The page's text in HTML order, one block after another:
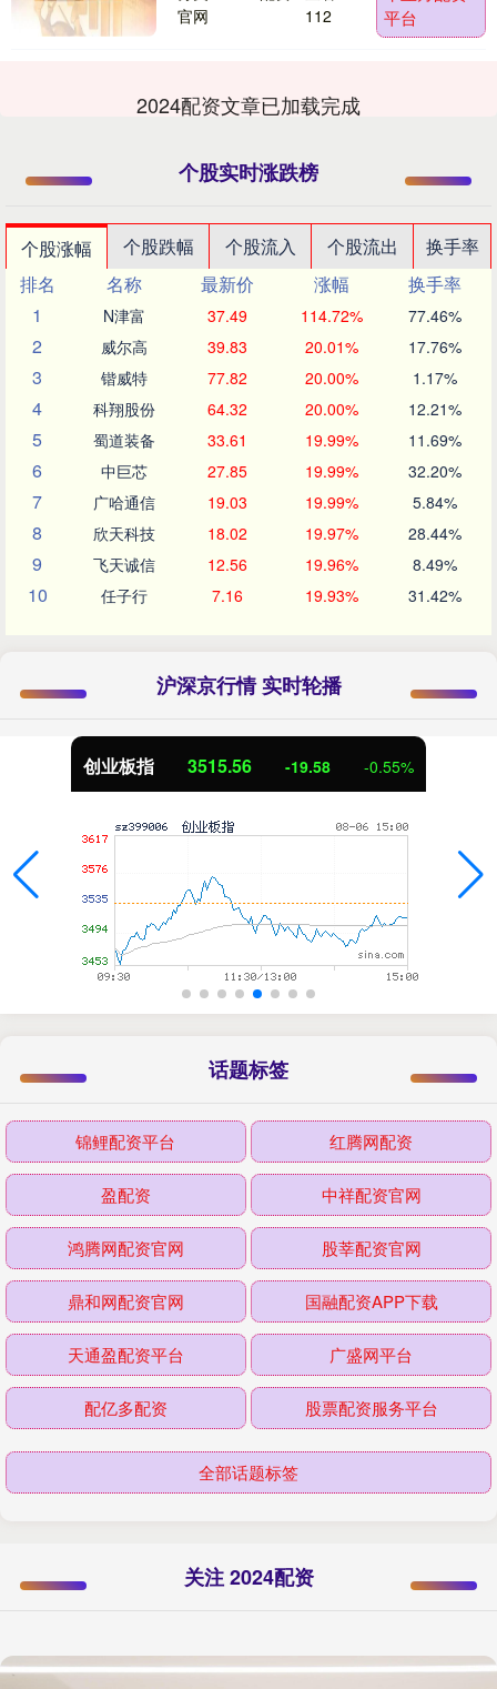
官网
112
平台
2024配资文章已加载完成
个股实时涨跌榜
个股涨幅 个股跌幅 个股流入 个股流出
换手率
排名
名称 最新价 涨幅
换手率
1
N津富 37.49 114.72% 77.46%
2 威尔高 39.83 20.01% 17.76%
3 锴威特 77.82 20.00% 1.17%
4 科翔股份 64.32 20.00% 12.21%
5 蜀道装备 33.61 19.99% 11.69%
6 中巨芯 27.85 19.99% 32.20%
7 广哈通信 19.03 19.99% 5.84%
8 欣天科技 18.02 19.97% 28.44%
9 飞天诚信 12.56 19.96% 8.49%
10 任子行 7.16 19.93% 31.42%
沪深京行情 实时轮播
创业板指 3515.56 -19.58 -0.55%
话题标签
锦鲤配资平台 红腾网配资
盈配资 中祥配资官网
鸿腾网配资官网 股莘配资官网
鼎和网配资官网 国融配资APP下载
天通盈配资平台 广盛网平台
配亿多配资 股票配资服务平台
全部话题标签
关注 2024配资